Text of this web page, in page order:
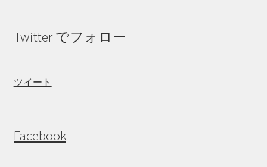
Twitter でフォロー
ツイート
Facebook